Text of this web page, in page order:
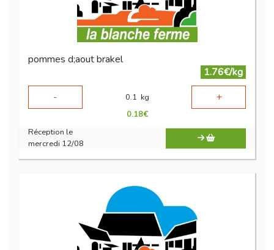
pommes d;aout brakel
1.76€/kg
-
0.1 kg +
0.18€
Réception le
mercredi 12/08